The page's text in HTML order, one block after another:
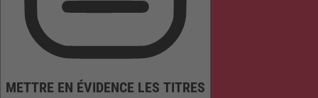
METTRE EN ÉVIDENCE LES TITRES